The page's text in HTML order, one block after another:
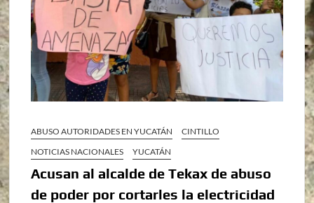
ABUSO AUTORIDADES EN YUCATÁN
CINTILLO
NOTICIAS NACIONALES
YUCATÁN
Acusan al alcalde de Tekax de abuso
de poder por cortarles la electricidad